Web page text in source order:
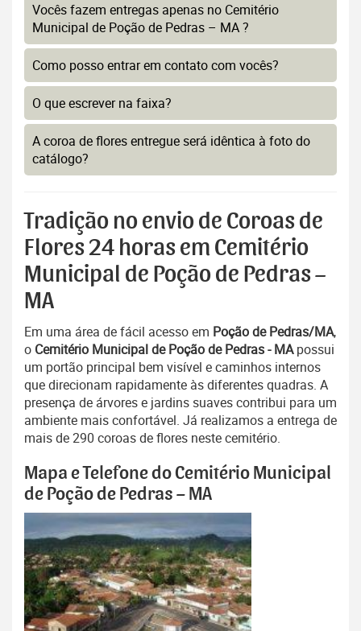
Vocês fazem entregas apenas no Cemitério
Municipal de Poção de Pedras – MA ?
Como posso entrar em contato com vocês?
O que escrever na faixa?
A coroa de flores entregue será idêntica à foto do
catálogo?
Tradição no envio de Coroas de
Flores 24 horas em Cemitério
Municipal de Poção de Pedras –
MA
Em uma área de fácil acesso em Poção de Pedras/MA,
o Cemitério Municipal de Poção de Pedras - MApossui
um portão principal bem visível e caminhos internos
que direcionam rapidamente às diferentes quadras. A
presença de árvores e jardins suaves contribui para um
ambiente mais confortável. Já realizamos a entrega de
mais de 290 coroas de flores neste cemitério.
Mapa e Telefone do Cemitério Municipal
de Poção de Pedras – MA